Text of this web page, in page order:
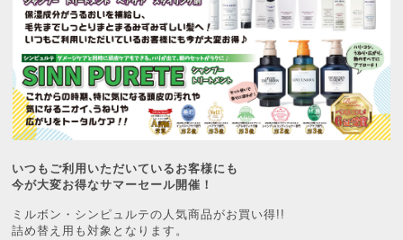
いつもご利用いただいているお客様にも
今が大変お得なサマーセール開催！
ミルボン・シンピュルテの人気商品がお買い得!!
詰め替え用も対象となります。